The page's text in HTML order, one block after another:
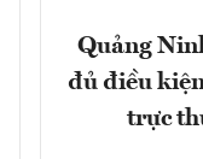
Quảng
đủ điều
trực